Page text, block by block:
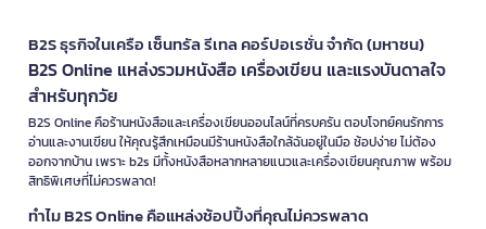
B2S ธุรกิจในเครือ เซ็นทรัล รีเทล คอร์ปอเรชั่น จำกัด (มหาชน)
B2S Online แหล่งรวมหนังสือ เครื่องเขียน และแรงบันดาลใจ
สำหรับทุกวัย
B2S Online คือร้านหนังสือและเครื่องเขียนออนไลน์ที่ครบครัน ตอบโจทย์คนรักการ
อ่านและงานเขียน ให้คุณรู้สึกเหมือนมีร้านหนังสือใกล้ฉันอยู่ในมือ ช้อปง่าย ไม่ต้อง
ออกจากบ้าน เพราะ b2s มีทั้งหนังสือหลากหลายแนวและเครื่องเขียนคุณภาพ พร้อม
สิทธิพิเศษที่ไม่ควรพลาด!
ทำไม B2S Online คือแหล่งช้อปปิ้งที่คุณไม่ควรพลาด